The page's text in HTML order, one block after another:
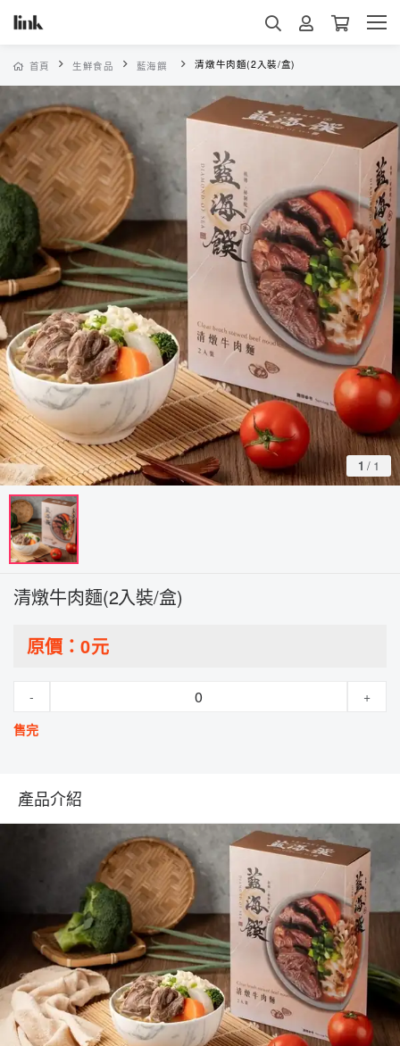
首頁 生鮮食品 藍海饌 清燉牛肉麵(2入裝/盒)
1 / 1
清燉牛肉麵(2入裝/盒)
原價：0元
-
+
售完
產品介紹